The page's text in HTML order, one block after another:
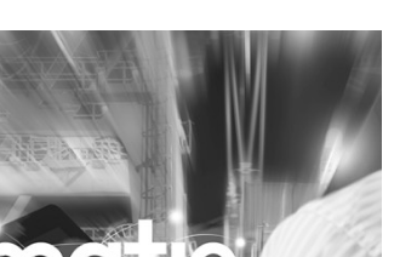
Purpose Marketing
Reputatie & crisis